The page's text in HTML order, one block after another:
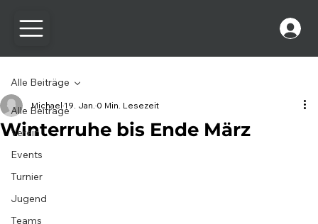
Alle Beiträge
Verein
Events
Turnier
Jugend
Teams
Alle Beiträge
Winterruhe bis Ende März
Michael 19. Jan. 0 Min. Lesezeit